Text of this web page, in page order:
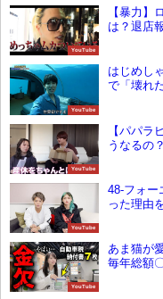
YouTube
【暴力】
は？退店
YouTube
はじめし
で「壊れ
YouTube
【パパラ
うなるの
YouTube
48-フォー
った理由
YouTube
あま猫が
毎年総額